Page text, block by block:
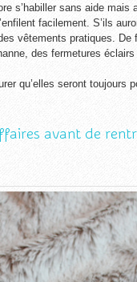
s’habiller sans aide
facilement. S’ils
vêtements pratiques. De
des fermetures
qu’elles seront toujours
avant de